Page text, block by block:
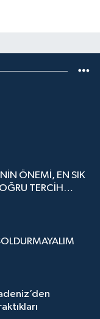
ÖNEMİ, EN SIK
TERCİH